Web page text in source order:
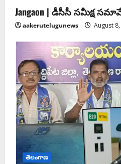
Jangaon | డీసీసీ సమీక్ష
aakerutelugunews August
తెలంగాణ